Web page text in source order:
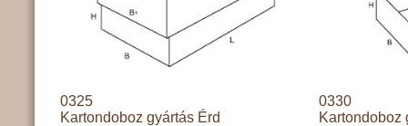
0325
Kartondoboz gyártás Érd
0330
Kartondoboz